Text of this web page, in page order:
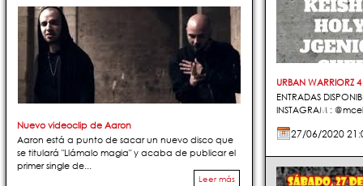
Nuevo videoclip de Aaron
Aaron está a punto de sacar un nuevo disco que
se titulará "Llámalo magia" y acaba de publicar el
primer single de...
Leer más
URBAN WARRIORZ 4
ENTRADAS
INSTAGRAM :
27/06/2020